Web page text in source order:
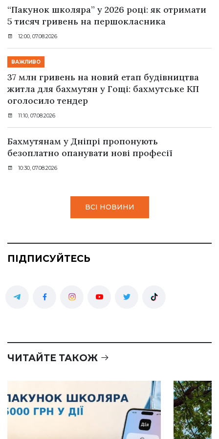
“Пакунок школяра” у 2026 році: як отримати
5 тисяч гривень на першокласника
12:00, 07.08.2026
ВАЖЛИВО
37 млн гривень на новий етап будівництва
житла для бахмутян у Гощі: бахмутське КП
оголосило тендер
11:10, 07.08.2026
Бахмутянам у Дніпрі пропонують
безоплатно опанувати нові професії
10:30, 07.08.2026
ВСІ НОВИНИ
ПІДПИСУЙТЕСЬ
ЧИТАЙТЕ ТАКОЖ